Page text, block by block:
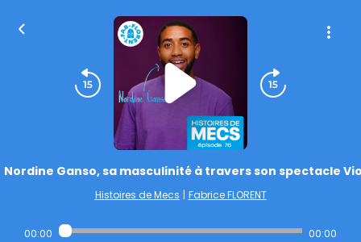
Nordine Ganso, sa masculinité à travers son spectacle
Histoires de Mecs | Fabrice FLORENT
00:00 00:00